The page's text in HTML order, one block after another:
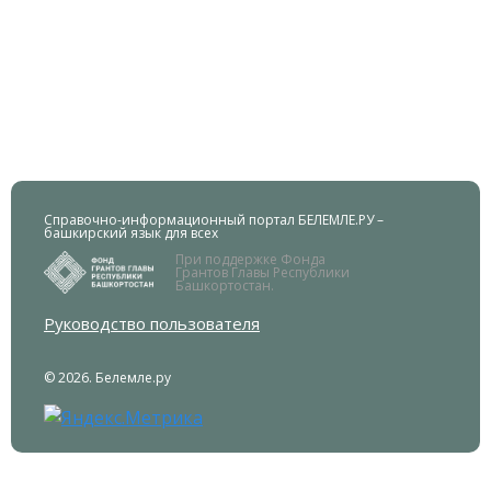
Справочно-информационный портал БЕЛЕМЛЕ.РУ –
башкирский язык для всех
При поддержке Фонда
Грантов Главы Республики
Башкортостан.
Руководство пользователя
© 2026. Белемле.ру